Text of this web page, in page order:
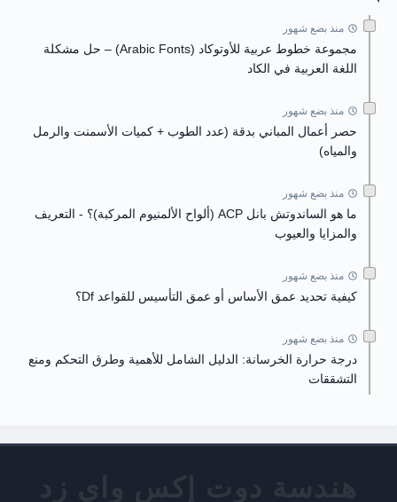
منذ بضع شهور
مجموعة خطوط عربية للأوتوكاد (Arabic Fonts) – حل مشكلة
اللغة العربية في الكاد
منذ بضع شهور
حصر أعمال المباني بدقة (عدد الطوب + كميات الأسمنت والرمل
والمياه)
منذ بضع شهور
ما هو الساندوتش بانل ACP (ألواح الألمنيوم المركبة)؟ - التعريف
والمزايا والعيوب
منذ بضع شهور
كيفية تحديد عمق الأساس أو عمق التأسيس للقواعد Df؟
منذ بضع شهور
درجة حرارة الخرسانة: الدليل الشامل للأهمية وطرق التحكم ومنع
التشققات